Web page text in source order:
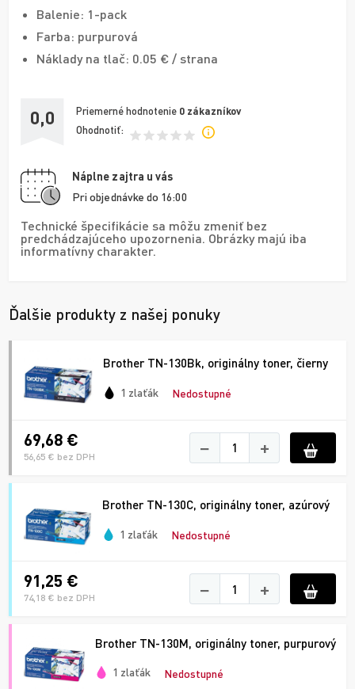
Balenie: 1-pack
Farba: purpurová
Náklady na tlač: 0.05 € / strana
0,0 Priemerné hodnotenie 0 zákazníkov
Ohodnotiť:
Náplne zajtra u vás
Pri objednávke do 16:00
Technické špecifikácie sa môžu zmeniť bez
predchádzajúceho upozornenia. Obrázky majú iba
informatívny charakter.
Ďalšie produkty z našej ponuky
Brother TN-130Bk, originálny toner, čierny
1 zlaťák Nedostupné
69,68 €
56,65 € bez DPH − +
Brother TN-130C, originálny toner, azúrový
1 zlaťák Nedostupné
91,25 €
74,18 € bez DPH − +
Brother TN-130M, originálny toner, purpurový
1 zlaťák Nedostupné